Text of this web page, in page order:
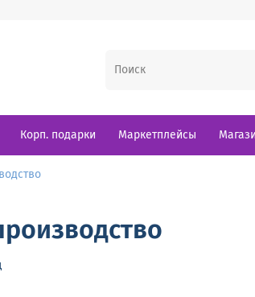
Корп. подарки Маркетплейсы